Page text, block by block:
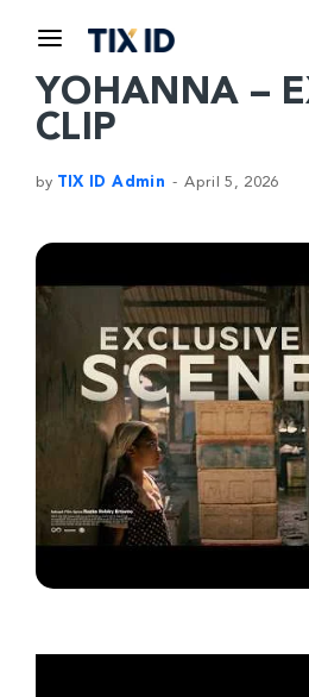
YOHANNA –
CLIP
by TIX ID Admin April 5, 2026